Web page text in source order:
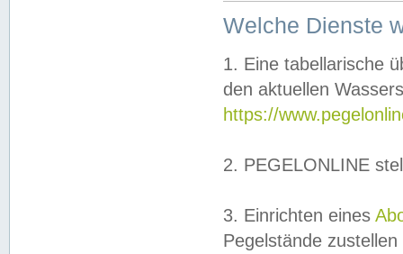
Welche Dienste
1. Eine tabellarische
den aktuellen
https://
2. PEGELONLINE
3. Einrichten eines
Pegelstände